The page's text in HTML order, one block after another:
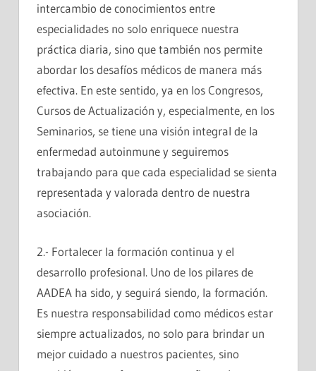
intercambio de conocimientos entre
especialidades no solo enriquece nuestra
práctica diaria, sino que también nos permite
abordar los desafíos médicos de manera más
efectiva. En este sentido, ya en los Congresos,
Cursos de Actualización y, especialmente, en los
Seminarios, se tiene una visión integral de la
enfermedad autoinmune y seguiremos
trabajando para que cada especialidad se sienta
representada y valorada dentro de nuestra
asociación.
2.- Fortalecer la formación continua y el
desarrollo profesional. Uno de los pilares de
AADEA ha sido, y seguirá siendo, la formación.
Es nuestra responsabilidad como médicos estar
siempre actualizados, no solo para brindar un
mejor cuidado a nuestros pacientes, sino